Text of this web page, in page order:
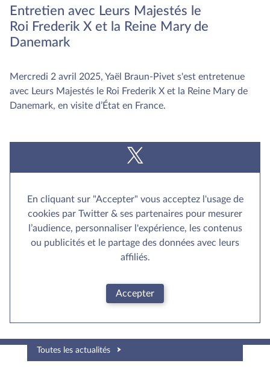
Entretien avec Leurs Majestés le
Roi Frederik X et la Reine Mary de
Danemark
Mercredi 2 avril 2025, Yaël Braun-Pivet s'est entretenue
avec Leurs Majestés le Roi Frederik X et la Reine Mary de
Danemark, en visite d’État en France.
En cliquant sur "Accepter" vous acceptez l'usage de
cookies par Twitter & ses partenaires pour mesurer
l’audience, personnaliser l'expérience, les contenus
ou publicités et le partage des données avec leurs
affiliés.
Accepter
Toutes les actualités